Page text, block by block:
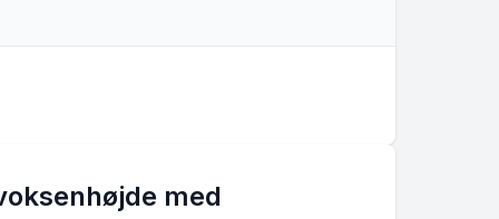
med